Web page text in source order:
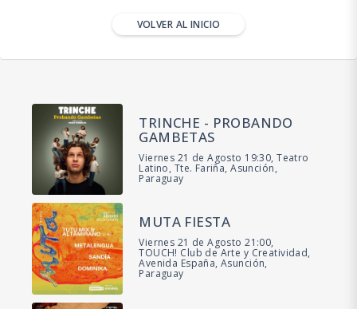
VOLVER AL INICIO
TRINCHE - PROBANDO
GAMBETAS
Viernes 21 de Agosto 19:30, Teatro
Latino, Tte. Fariña, Asunción,
Paraguay
MUTA FIESTA
Viernes 21 de Agosto 21:00,
TOUCH! Club de Arte y Creatividad,
Avenida España, Asunción,
Paraguay